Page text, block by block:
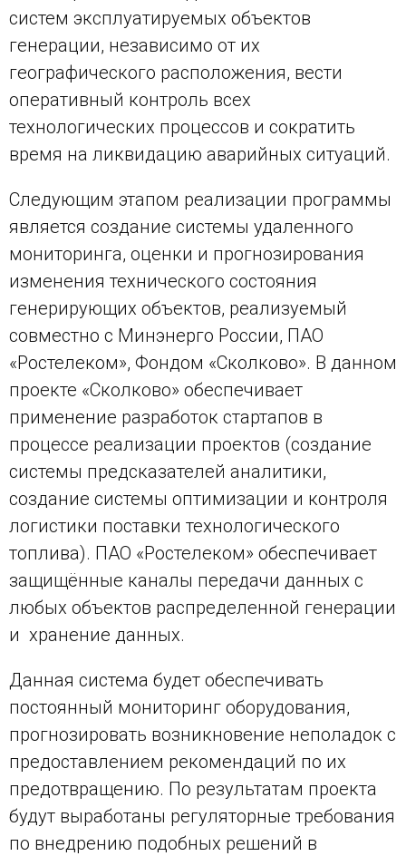
систем эксплуатируемых объектов
генерации, независимо от их
географического расположения, вести
оперативный контроль всех
технологических процессов и сократить
время на ликвидацию аварийных ситуаций.
Следующим этапом реализации программы
является создание системы удаленного
мониторинга, оценки и прогнозирования
изменения технического состояния
генерирующих объектов, реализуемый
совместно с Минэнерго России, ПАО
«Ростелеком», Фондом «Сколково». В данном
проекте «Сколково» обеспечивает
применение разработок стартапов в
процессе реализации проектов (создание
системы предсказателей аналитики,
создание системы оптимизации и контроля
логистики поставки технологического
топлива). ПАО «Ростелеком» обеспечивает
защищённые каналы передачи данных с
любых объектов распределенной генерации
и хранение данных.
Данная система будет обеспечивать
постоянный мониторинг оборудования,
прогнозировать возникновение неполадок с
предоставлением рекомендаций по их
предотвращению. По результатам проекта
будут выработаны регуляторные требования
по внедрению подобных решений в